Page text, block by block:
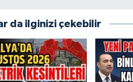
da ilginizi çekebilir